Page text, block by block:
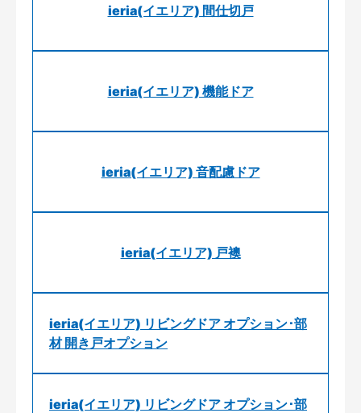
ieria(イエリア) 間仕切戸
ieria(イエリア) 機能ドア
ieria(イエリア) 音配慮ドア
ieria(イエリア) 戸襖
ieria(イエリア) リビングドア オプション･部
材 開き戸オプション
ieria(イエリア) リビングドア オプション･部